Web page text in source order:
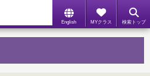
English MYクラス 検索トップ